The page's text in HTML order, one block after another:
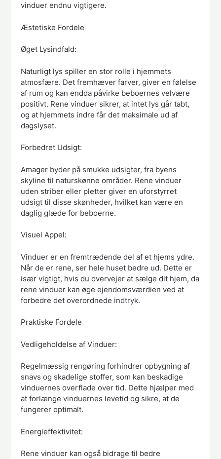
vinduer endnu vigtigere.
Æstetiske Fordele
Øget Lysindfald:
Naturligt lys spiller en stor rolle i hjemmets
atmosfære. Det fremhæver farver, giver en følelse
af rum og kan endda påvirke beboernes velvære
positivt. Rene vinduer sikrer, at intet lys går tabt,
og at hjemmets indre får det maksimale ud af
dagslyset.
Forbedret Udsigt:
Amager byder på smukke udsigter, fra byens
skyline til naturskønne områder. Rene vinduer
uden striber eller pletter giver en uforstyrret
udsigt til disse skønheder, hvilket kan være en
daglig glæde for beboerne.
Visuel Appel:
Vinduer er en fremtrædende del af et hjems ydre.
Når de er rene, ser hele huset bedre ud. Dette er
især vigtigt, hvis du overvejer at sælge dit hjem, da
rene vinduer kan øge ejendomsværdien ved at
forbedre det overordnede indtryk.
Praktiske Fordele
Vedligeholdelse af Vinduer:
Regelmæssig rengøring forhindrer opbygning af
snavs og skadelige stoffer, som kan beskadige
vinduernes overflade over tid. Dette hjælper med
at forlænge vinduernes levetid og sikre, at de
fungerer optimalt.
Energieffektivitet:
Rene vinduer kan også bidrage til bedre